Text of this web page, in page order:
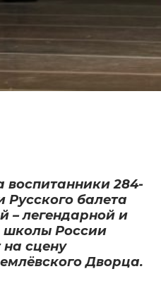
воспитанники 284-
балета
– легендарной и
школы России
сцену
Дворца.